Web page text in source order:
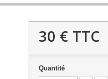
30 € TTC
Quantité